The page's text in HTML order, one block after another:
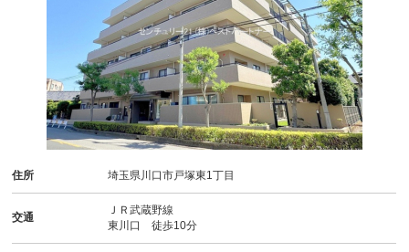
住所 埼玉県川口市戸塚東1丁目
交通
ＪＲ武蔵野線
東川口 徒歩10分